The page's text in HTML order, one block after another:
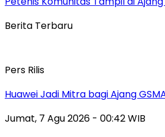
Berita Terbaru
Pers Rilis
Huawei Jadi Mitra bagi Ajang
Jumat, 7 Agu 2026 - 00:42 WIB